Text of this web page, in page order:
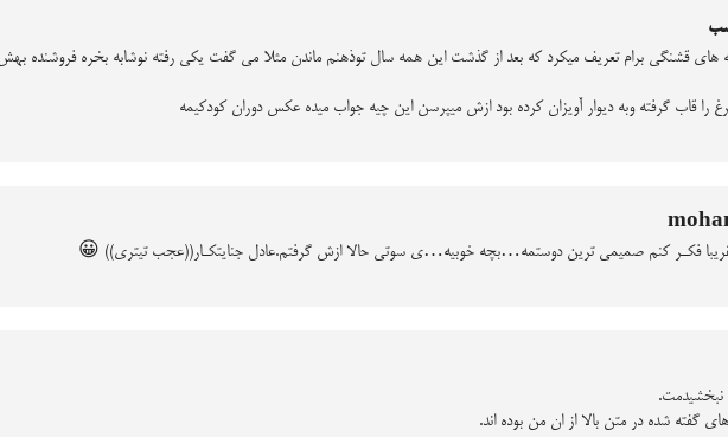
های قشنگی برام تعریف میکرد که بعد از گذشت این همه سال توذهنم ماندن مثلا می گفت یکی رفته نوشابه بخره فروشنده
قاب گرفته وبه دیوار آویزان کرده بود ازش میپرسن این چیه جواب میده عکس دوران کودکیمه
فکـر کنم صمیمی ترین دوستمه…بچه خوبیه…ی سوتی حالا ازش گرفتم.عادل جنایتکـار((عجب تیتری)) 😀
نبخشیدمت.
گفته شده در متن بالا از ان من بوده اند.